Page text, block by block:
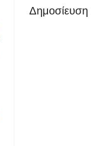
Δημοσίευση